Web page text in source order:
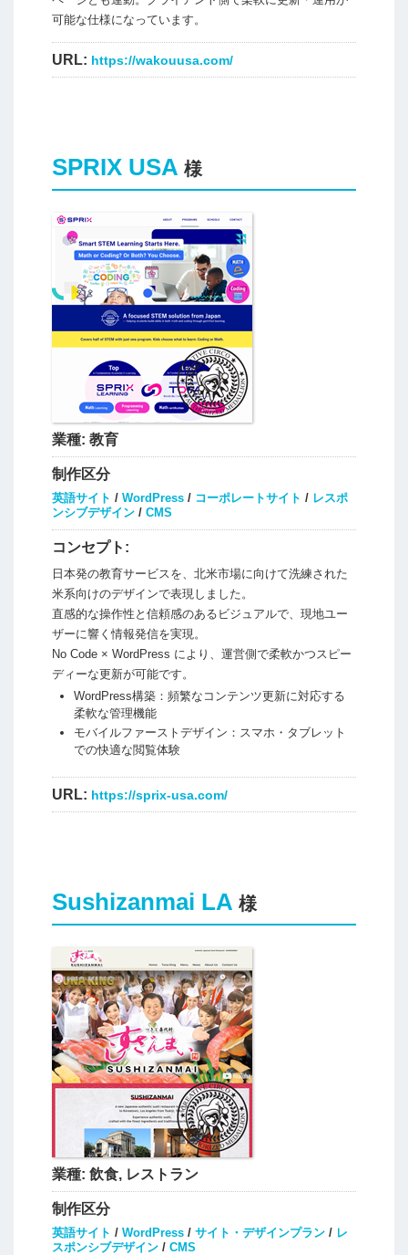
可能な仕様になっています。
URL: https://wakouusa.com/
SPRIX USA 様
業種: 教育
制作区分
英語サイト / WordPress/ コーポレートサイト / レスポ
ンシブデザイン/ CMS
コンセプト:
日本発の教育サービスを、北米市場に向けて洗練された
米系向けのデザインで表現しました。
直感的な操作性と信頼感のあるビジュアルで、現地ユー
ザーに響く情報発信を実現。
No Code × WordPress により、運営側で柔軟かつスピー
ディーな更新が可能です。
WordPress構築：頻繁なコンテンツ更新に対応する
柔軟な管理機能
モバイルファーストデザイン：スマホ・タブレット
での快適な閲覧体験
URL: https://sprix-usa.com/
Sushizanmai LA 様
業種: 飲食, レストラン
制作区分
英語サイト / WordPress/ サイト・デザインプラン/ レ
スポンシブデザイン/ CMS